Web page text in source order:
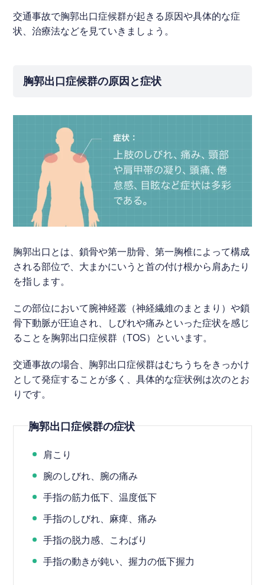
交通事故で胸郭出口症候群が起きる原因や具体的な症
状、治療法などを見ていきましょう。
胸郭出口症候群の原因と症状
胸郭出口とは、鎖骨や第一肋骨、第一胸椎によって構成
される部位で、大まかにいうと首の付け根から肩あたり
を指します。
この部位において腕神経叢（神経繊維のまとまり）や鎖
骨下動脈が圧迫され、しびれや痛みといった症状を感じ
ることを胸郭出口症候群（TOS）といいます。
交通事故の場合、胸郭出口症候群はむちうちをきっかけ
として発症することが多く、具体的な症状例は次のとお
りです。
胸郭出口症候群の症状
肩こり
腕のしびれ、腕の痛み
手指の筋力低下、温度低下
手指のしびれ、麻痺、痛み
手指の脱力感、こわばり
手指の動きが鈍い、握力の低下握力